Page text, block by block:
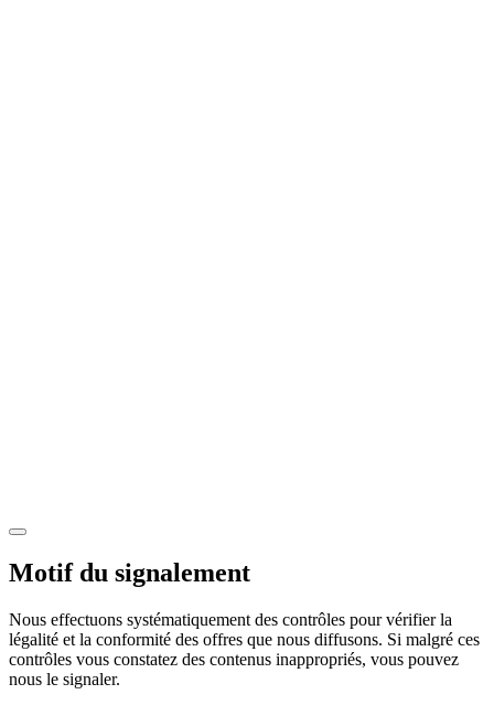
Motif du signalement
Nous effectuons systématiquement des contrôles pour vérifier la
légalité et la conformité des offres que nous diffusons. Si malgré ces
contrôles vous constatez des contenus inappropriés, vous pouvez
nous le signaler.